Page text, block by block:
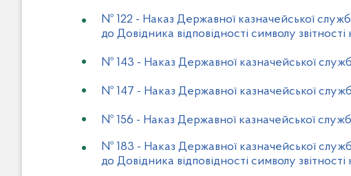
№ 122 - Наказ Державної казначейської
до Довідника відповідності символу
№ 143 - Наказ Державної казначейської
№ 147 - Наказ Державної казначейської
№ 156 - Наказ Державної казначейської
№ 183 - Наказ Державної казначейської
до Довідника відповідності символу